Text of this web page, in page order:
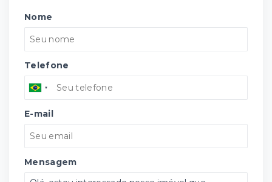
Nome
Telefone
E-mail
Mensagem